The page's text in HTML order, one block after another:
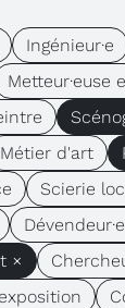
Ingénieur·e
Metteur·euse
Métier d'art
Scierie
×